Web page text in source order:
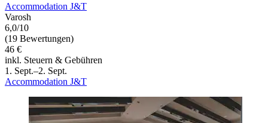
Accommodation J&T
Varosh
6,0/10
(19 Bewertungen)
46 €
inkl. Steuern & Gebühren
1. Sept.–2. Sept.
Accommodation J&T